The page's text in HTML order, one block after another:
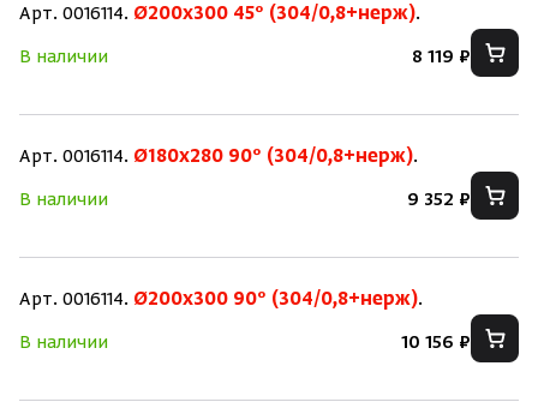
Арт. 0016114. Ø200х300 45° (304/0,8+нерж).
В наличии
8 119 ₽
Арт. 0016114. Ø180х280 90° (304/0,8+нерж).
В наличии
9 352 ₽
Арт. 0016114. Ø200х300 90° (304/0,8+нерж).
В наличии
10 156 ₽
На главную
Войти
Зарегистрироваться